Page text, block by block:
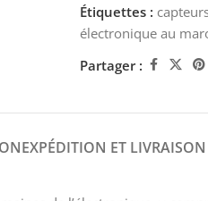
Étiquettes :
électronique au
Partager :
EXPÉDITION ET LIVRAISON